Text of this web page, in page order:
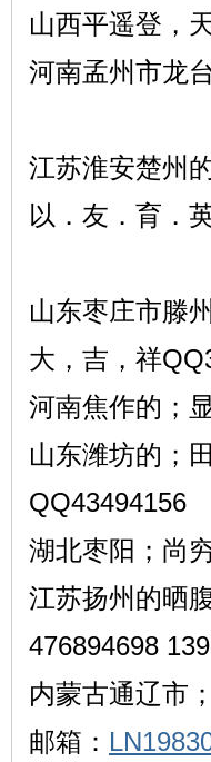
山西平遥登，
河南孟州市龙
江苏淮安楚州
以．友．育．
山东枣庄市滕
大，吉，祥
河南焦作的；
山东潍坊的；
QQ43494156
湖北枣阳；尚
江苏扬州的晒
476894698
内蒙古通辽市
邮箱：